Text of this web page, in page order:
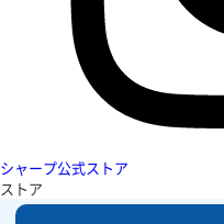
シャープ公式ストア
ストア